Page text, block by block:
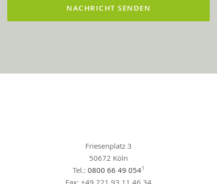
Friesenplatz 3
50672 Köln
Tel.: 0800 66 49 0541
Fax: +49 221 93 11 46 34